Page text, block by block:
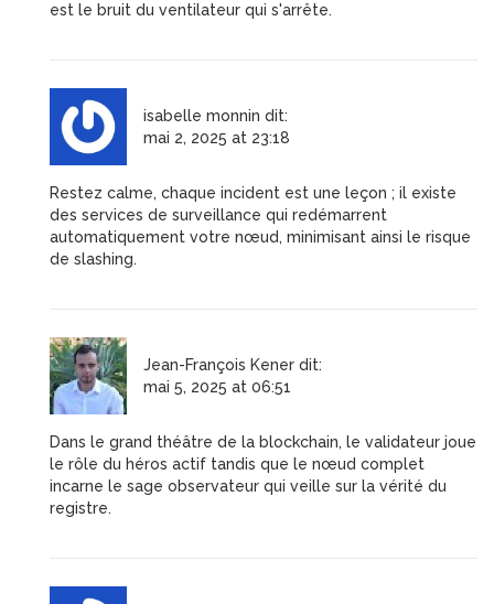
est le bruit du ventilateur qui s'arrête.
isabelle monnin dit:
mai 2, 2025 at 23:18
Restez calme, chaque incident est une leçon ; il existe
des services de surveillance qui redémarrent
automatiquement votre nœud, minimisant ainsi le risque
de slashing.
Jean-François Kener dit:
mai 5, 2025 at 06:51
Dans le grand théâtre de la blockchain, le validateur joue
le rôle du héros actif tandis que le nœud complet
incarne le sage observateur qui veille sur la vérité du
registre.